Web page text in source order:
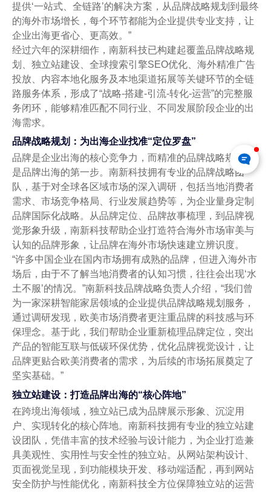
提供‘一站式、全链路’的解决方案，从品牌战略规划到最终
的海外市场增长，每个环节都能为企业提供专业支持，让
企业出海更省心、更高效。”
经过六年的深耕细作，南新科技已构建起覆盖品牌战略规
划、独立站建设、全球搜索引擎SEO优化、海外精准广告
投放、内容本地化服务及本地渠道拓展等关键环节的全链
路服务体系，形成了“战略-搭建-引流-转化-运营”的完整服
务闭环，能够精准匹配不同行业、不同发展阶段企业的出
海需求。
品牌战略规划：为出海企业找准“定位罗盘”
品牌是企业出海的核心竞争力，而精准的品牌战略规划则
是品牌出海的第一步。南新科技拥有专业的品牌战略团
队，基于对全球各区域市场的深入调研，包括当地消费者
需求、市场竞争格局、行业发展趋势等，为企业量身定制
品牌国际化战略。从品牌定位、品牌故事梳理，到品牌视
觉形象升级，南新科技帮助企业打造符合海外市场审美与
认知的品牌形象，让品牌在海外市场快速建立辨识度。
“许多中国企业在国内市场拥有成熟的品牌，但进入海外市
场后，由于不了解当地消费者的认知习惯，往往会出现‘水
土不服’的情况。”南新科技品牌战略负责人介绍，“我们曾
为一家深耕智能家居领域的企业提供品牌战略规划服务，
通过调研发现，欧美市场消费者更注重品牌的科技感与环
保理念。基于此，我们帮助企业重新梳理品牌定位，突出
产品的智能互联与低碳环保优势，优化品牌视觉设计，让
品牌更贴合欧美消费者的需求，为后续的市场拓展奠定了
坚实基础。”
独立站建设：打造品牌出海的“核心阵地”
在跨境出海领域，独立站已成为品牌展示形象、沉淀用
户、实现转化的核心阵地。南新科技拥有专业的独立站建
设团队，凭借丰富的技术经验与设计能力，为企业打造兼
具美观性、实用性与安全性的独立站。从网站架构设计、
页面视觉呈现，到功能模块开发、移动端适配，再到网站
安全防护与性能优化，南新科技全方位保障独立站的运营